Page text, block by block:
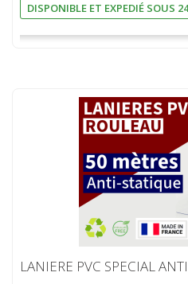
DISPONIBLE ET EXPEDIÉ SOUS
LANIERE PVC SPECIAL